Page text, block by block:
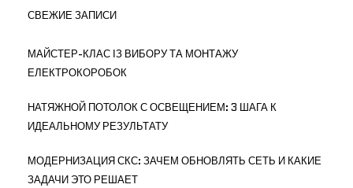
СВЕЖИЕ ЗАПИСИ
МАЙСТЕР-КЛАС ІЗ ВИБОРУ ТА МОНТАЖУ
ЕЛЕКТРОКОРОБОК
НАТЯЖНОЙ ПОТОЛОК С ОСВЕЩЕНИЕМ: 3 ШАГА К
ИДЕАЛЬНОМУ РЕЗУЛЬТАТУ
МОДЕРНИЗАЦИЯ СКС: ЗАЧЕМ ОБНОВЛЯТЬ СЕТЬ И КАКИЕ
ЗАДАЧИ ЭТО РЕШАЕТ